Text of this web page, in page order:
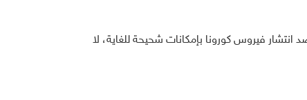
انتشار فيروس كورونا بإمكانات شحيحة للغاية، لا